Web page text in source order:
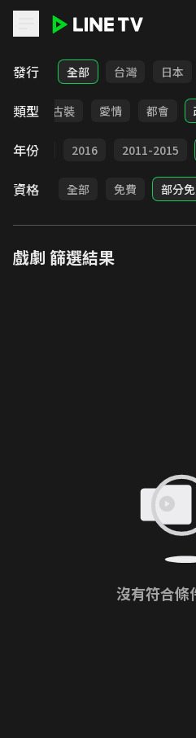
LINE TV - 戲劇
發行 全部 台灣 日本
類型
家庭 古裝 愛情 都會
年份
2017 2016 2011-2015
資格 全部 免費 部分
戲劇 篩選結果
沒有符合條